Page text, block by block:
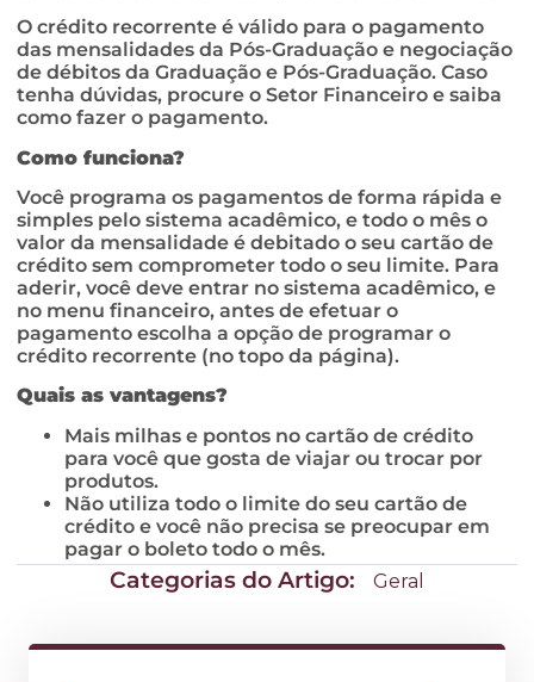
O crédito recorrente é válido para o pagamento
das mensalidades da Pós-Graduação e negociação
de débitos da Graduação e Pós-Graduação. Caso
tenha dúvidas, procure o Setor Financeiro e saiba
como fazer o pagamento.
Como funciona?
Você programa os pagamentos de forma rápida e
simples pelo sistema acadêmico, e todo o mês o
valor da mensalidade é debitado o seu cartão de
crédito sem comprometer todo o seu limite. Para
aderir, você deve entrar no sistema acadêmico, e
no menu financeiro, antes de efetuar o
pagamento escolha a opção de programar o
crédito recorrente (no topo da página).
Quais as vantagens?
Mais milhas e pontos no cartão de crédito
para você que gosta de viajar ou trocar por
produtos.
Não utiliza todo o limite do seu cartão de
crédito e você não precisa se preocupar em
pagar o boleto todo o mês.
Categorias do Artigo: Geral